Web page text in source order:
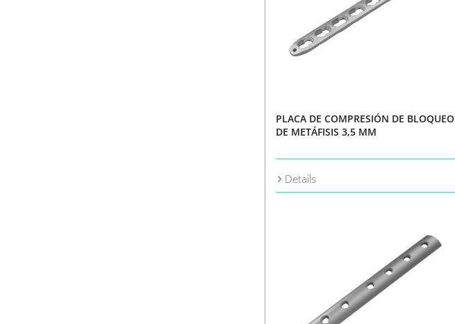
PLACA DE COMPRESIÓN DE BLOQUEO
DE METÁFISIS 3,5 MM
Details